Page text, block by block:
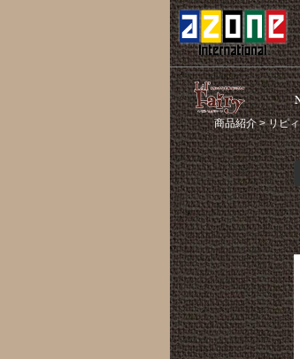
リルフェア
リー
News
商品紹介>リピィ